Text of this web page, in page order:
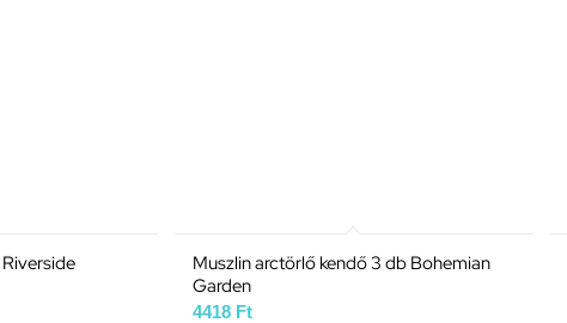
Muszlin arctörlő kendő 3 db Bohemian
Garden
4418 Ft